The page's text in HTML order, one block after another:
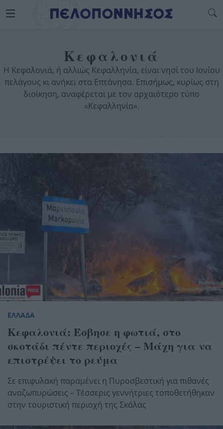
Κεφαλονιά
Η Κεφαλονιά, ή αλλιώς Κεφαλληνία, είναι νησί του Ιονίου
πελάγους κι ανήκει στα Επτάνησα. Επισήμως, κυρίως στη
διοίκηση, αναφέρεται με τον αρχαιότερο τύπο
«Κεφαλληνία».
ΕΛΛΑΔΑ
Κεφαλονιά: Έσβησε η φωτιά, στο
σκοτάδι πέντε περιοχές – Μάχη για να
επιστρέψει το ρεύμα
Σε επιφυλακή παραμένει η Πυροσβεστική για πιθανές
αναζωπυρώσεις – Τέσσερις γεννήτριες τοποθετήθηκαν
στην τουριστική περιοχή της Σκάλας